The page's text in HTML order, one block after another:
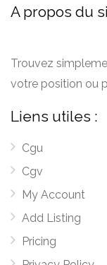
A propos du
Trouvez
votre position ou
Liens utiles :
Cgu
Cgv
My Account
Add Listing
Pricing